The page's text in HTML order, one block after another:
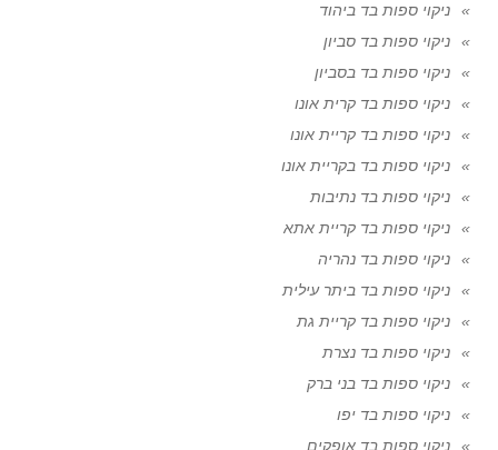
ניקוי ספות בד ביהוד
ניקוי ספות בד סביון
ניקוי ספות בד בסביון
ניקוי ספות בד קרית אונו
ניקוי ספות בד קריית אונו
ניקוי ספות בד בקריית אונו
ניקוי ספות בד נתיבות
ניקוי ספות בד קריית אתא
ניקוי ספות בד נהריה
ניקוי ספות בד ביתר עילית
ניקוי ספות בד קריית גת
ניקוי ספות בד נצרת
ניקוי ספות בד בני ברק
ניקוי ספות בד יפו
ניקוי ספות בד אופקים